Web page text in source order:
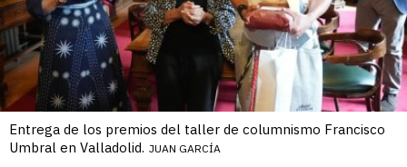
Entrega de los premios del taller de columnismo Francisco
Umbral en Valladolid. JUAN GARCÍA